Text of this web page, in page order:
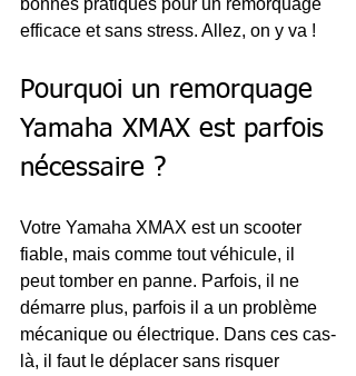
efficace et sans stress. Allez, on y va !
Pourquoi un remorquage
Yamaha XMAX est parfois
nécessaire ?
Votre Yamaha XMAX est un scooter
fiable, mais comme tout véhicule, il
peut tomber en panne. Parfois, il ne
démarre plus, parfois il a un problème
mécanique ou électrique. Dans ces cas-
là, il faut le déplacer sans risquer